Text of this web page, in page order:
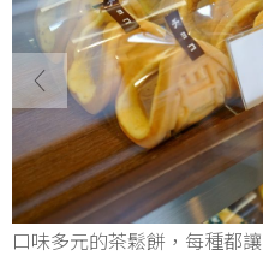
口味多元的茶鬆餅，每種都